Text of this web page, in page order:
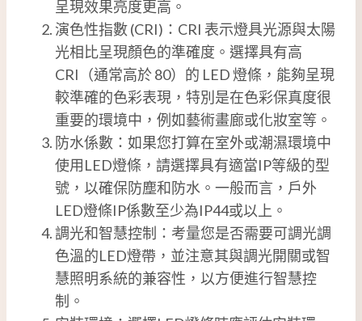
呈現效果亮度更高。
演色性指數 (CRI)：CRI 表示燈具光源與太陽
光相比呈現顏色的準確度。選擇具有高
CRI（通常高於 80）的 LED 燈條，能夠呈現
較準確的色彩表現，特別是在色彩保真度很
重要的環境中，例如藝術畫廊或化妝室等。
防水係數：如果您打算在室外或潮濕環境中
使用LED燈條，請選擇具有適當IP等級的型
號，以確保防塵和防水。一般而言，戶外
LED燈條IP係數至少為IP44或以上。
調光和智慧控制：考量您是否需要可調光調
色溫的LED燈帶，並注意其與調光開關或智
慧照明系統的兼容性，以方便進行智慧控
制。